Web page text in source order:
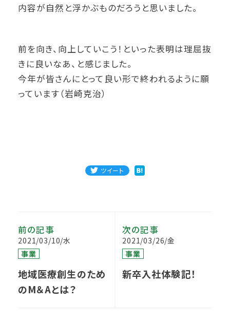
内容が自然と浮かぶものだろうと思いました。
前を向き、向上していこう！といった表明は理屈抜
きに良いなあ、と感じました。
今年が皆さんにとって良い形で終われるように願
っています（岩崎克治）
ツイート
前の記事
2021/03/10/水
事業
地域医療創生のため
のM＆Aとは？
次の記事
2021/03/26/金
事業
新卒入社体験記！